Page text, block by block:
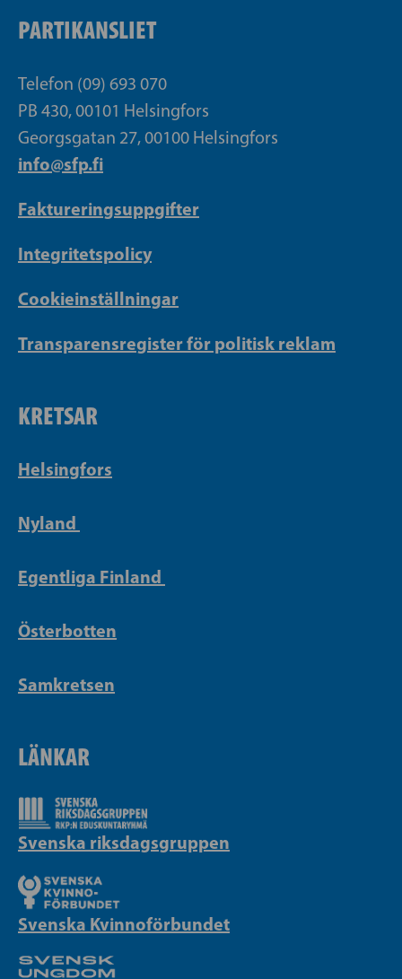
PARTIKANSLIET
Telefon (09) 693 070
PB 430, 00101 Helsingfors
Georgsgatan 27, 00100 Helsingfors
info@sfp.fi
Faktureringsuppgifter
Integritetspolicy
Cookieinställningar
Transparensregister för politisk reklam
KRETSAR
Helsingfors
Nyland
Egentliga Finland
Österbotten
Samkretsen
LÄNKAR
Svenska riksdagsgruppen
Svenska Kvinnoförbundet